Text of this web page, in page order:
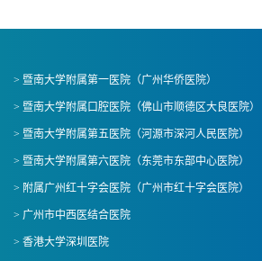
> 暨南大学附属第一医院（广州华侨医院）
> 暨南大学附属口腔医院（佛山市顺德区大良医院）
> 暨南大学附属第五医院（河源市深河人民医院）
> 暨南大学附属第六医院（东莞市东部中心医院）
> 附属广州红十字会医院（广州市红十字会医院）
> 广州市中西医结合医院
> 香港大学深圳医院